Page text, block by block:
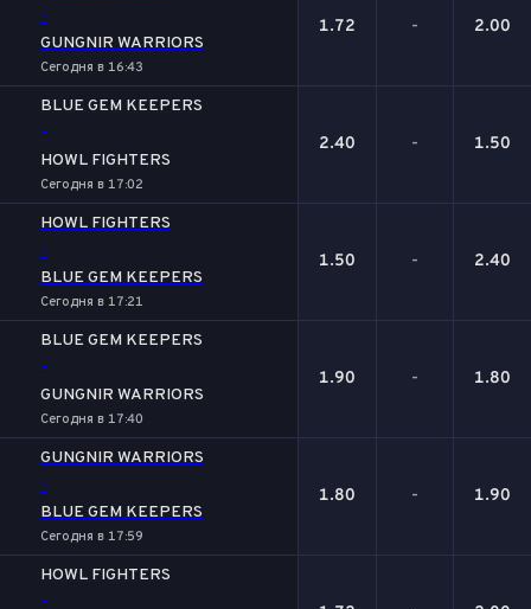
-
GUNGNIR WARRIORS
Сегодня в 16:43
1.72 - 2.00
BLUE GEM KEEPERS
-
HOWL FIGHTERS
Сегодня в 17:02
2.40 - 1.50
HOWL FIGHTERS
-
BLUE GEM KEEPERS
Сегодня в 17:21
1.50 - 2.40
BLUE GEM KEEPERS
-
GUNGNIR WARRIORS
Сегодня в 17:40
1.90 - 1.80
GUNGNIR WARRIORS
-
BLUE GEM KEEPERS
Сегодня в 17:59
1.80 - 1.90
HOWL FIGHTERS
-